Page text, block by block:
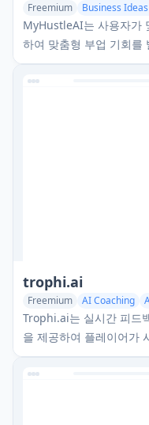
Freemium Business
AI Task Management
MyHustleAI는 사용자가
하여 맞춤형 부업 기회를
다.
trophi.ai
Freemium AI Coaching
Trophi.ai는 실시간 피드
을 제공하여 플레이어가
에서 성능을 향상시킬 수
입니다.